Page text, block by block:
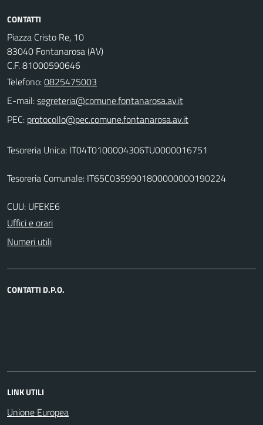
CONTATTI
Piazza Cristo Re, 10
83040 Fontanarosa (AV)
C.F. 81000590646
Telefono:0825475003
E-mail:
PEC:
Tesoreria Unica: IT04T0100004306TU0000016751
Tesoreria Comunale: IT65C0359901800000000190224
CUU: UFEKE6
Uffici e orari
Numeri utili
CONTATTI D.P.O.
LINK UTILI
Unione Europea